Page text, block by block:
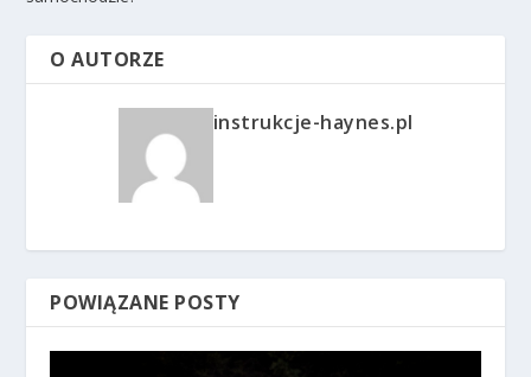
O AUTORZE
instrukcje-haynes.pl
POWIĄZANE POSTY